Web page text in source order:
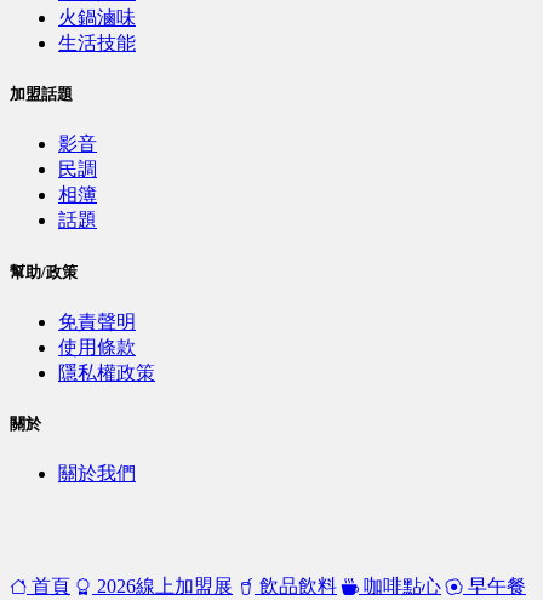
火鍋滷味
生活技能
加盟話題
影音
民調
相簿
話題
幫助/政策
免責聲明
使用條款
隱私權政策
關於
關於我們
首頁 2026線上加盟展 飲品飲料 咖啡點心
早午餐